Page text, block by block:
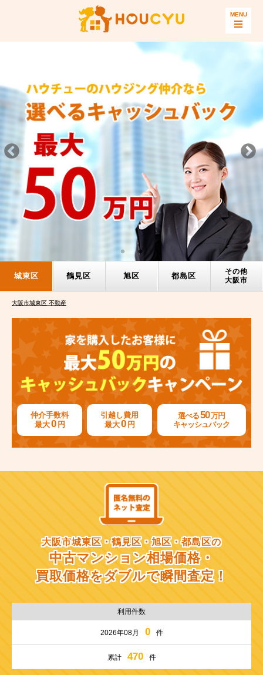
城東区 鶴見区 旭区 都島区
その他
大阪市
大阪市城東区 不動産
仲介手数料
最大0 円
引越し費用
最大0 円
選べる50万円
キャッシュバック
大阪市城東区・鶴見区・旭区・都島区の
中古マンション相場価格・
買取価格をダブルで瞬間査定！
利用件数
2026年08月 0 件
累計 470 件